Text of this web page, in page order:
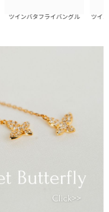
ツインバタフライバングル ツイン